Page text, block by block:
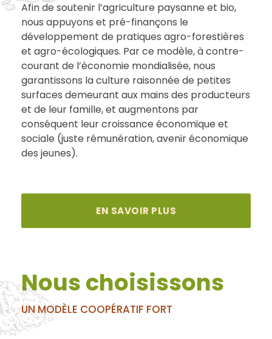
Afin de soutenir l’agriculture paysanne et bio,
nous appuyons et pré-finançons le
développement de pratiques agro-forestières
et agro-écologiques. Par ce modèle, à contre-
courant de l’économie mondialisée, nous
garantissons la culture raisonnée de petites
surfaces demeurant aux mains des producteurs
et de leur famille, et augmentons par
conséquent leur croissance économique et
sociale (juste rémunération, avenir économique
des jeunes).
EN SAVOIR PLUS
Nous choisissons
UN MODÈLE COOPÉRATIF FORT